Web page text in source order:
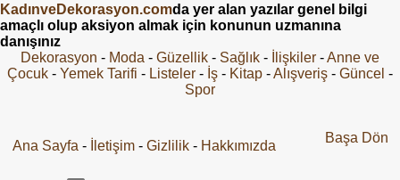
KadınveDekorasyon.comda yer alan yazılar genel bilgi
amaçlı olup aksiyon almak için konunun uzmanına
danışınız
Dekorasyon - Moda - Güzellik - Sağlık - İlişkiler -Anne ve
Çocuk - Yemek Tarifi - Listeler - İş - Kitap -Alışveriş - Güncel -
Spor
Ana Sayfa - İletişim- Gizlilik - Hakkımızda
Başa Dön